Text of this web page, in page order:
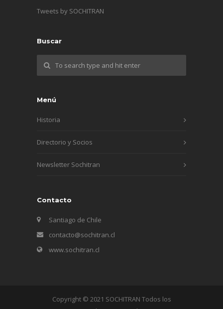
Tweets by SOCHITRAN
Buscar
Menú
Historia
Directorio y Socios
Newsletter Sochitran
Contacto
Santiago de Chile
contacto@sochitran.cl
www.sochitran.cl
Copyright © 2021 SOCHITRAN Todos los